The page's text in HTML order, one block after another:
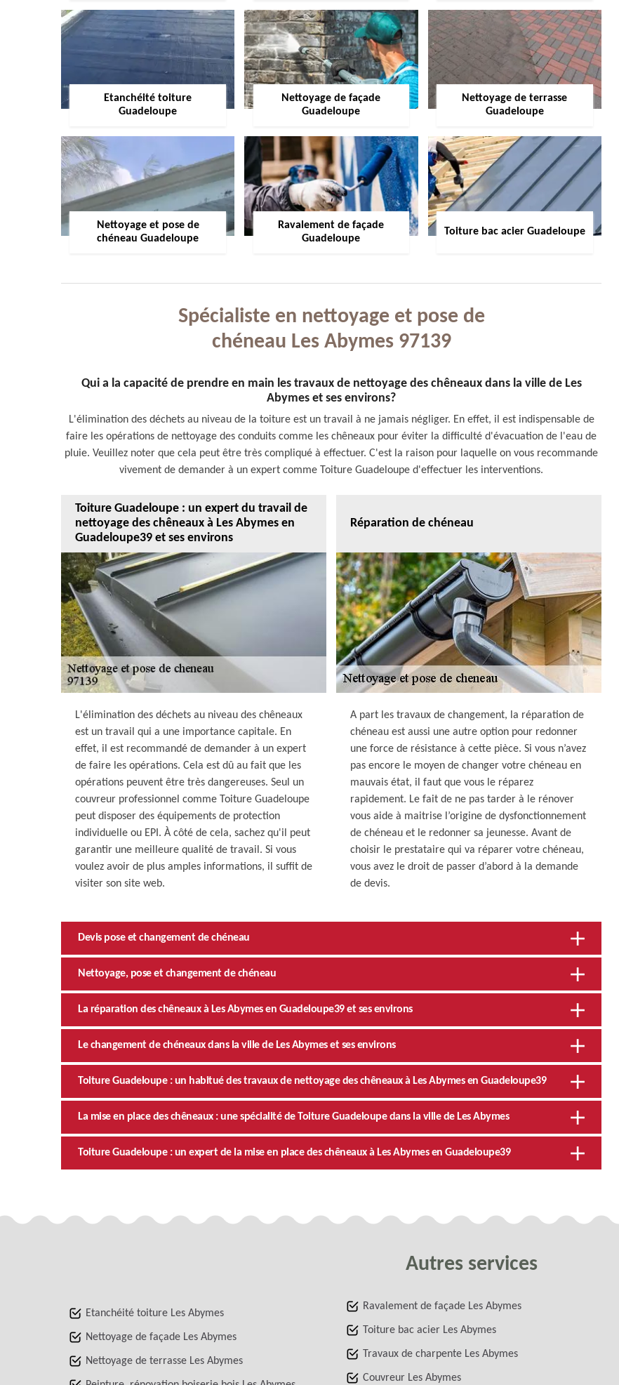
Etanchéité toiture
Guadeloupe
Nettoyage de façade
Guadeloupe
Nettoyage de terrasse
Guadeloupe
Nettoyage et pose de
chéneau Guadeloupe
Ravalement de façade
Guadeloupe
Toiture bac acier Guadeloupe
Spécialiste en nettoyage et pose de
chéneau Les Abymes 97139
Qui a la capacité de prendre en main les travaux de nettoyage des chêneaux dans la ville de Les
Abymes et ses environs?
L'élimination des déchets au niveau de la toiture est un travail à ne jamais négliger. En effet, il est indispensable de
faire les opérations de nettoyage des conduits comme les chêneaux pour éviter la difficulté d'évacuation de l'eau de
pluie. Veuillez noter que cela peut être très compliqué à effectuer. C'est la raison pour laquelle on vous recommande
vivement de demander à un expert comme Toiture Guadeloupe d'effectuer les interventions.
Toiture Guadeloupe : un expert du travail de
nettoyage des chêneaux à Les Abymes en
Guadeloupe39 et ses environs
L'élimination des déchets au niveau des chêneaux
est un travail qui a une importance capitale. En
effet, il est recommandé de demander à un expert
de faire les opérations. Cela est dû au fait que les
opérations peuvent être très dangereuses. Seul un
couvreur professionnel comme Toiture Guadeloupe
peut disposer des équipements de protection
individuelle ou EPI. À côté de cela, sachez qu'il peut
garantir une meilleure qualité de travail. Si vous
voulez avoir de plus amples informations, il suffit de
visiter son site web.
Réparation de chéneau
A part les travaux de changement, la réparation de
chéneau est aussi une autre option pour redonner
une force de résistance à cette pièce. Si vous n’avez
pas encore le moyen de changer votre chéneau en
mauvais état, il faut que vous le réparez
rapidement. Le fait de ne pas tarder à le rénover
vous aide à maitrise l’origine de dysfonctionnement
de chéneau et le redonner sa jeunesse. Avant de
choisir le prestataire qui va réparer votre chéneau,
vous avez le droit de passer d’abord à la demande
de devis.
Devis pose et changement de chéneau
Nettoyage, pose et changement de chéneau
La réparation des chêneaux à Les Abymes en Guadeloupe39 et ses environs
Le changement de chéneaux dans la ville de Les Abymes et ses environs
Toiture Guadeloupe : un habitué des travaux de nettoyage des chêneaux à Les Abymes en Guadeloupe39
La mise en place des chêneaux : une spécialité de Toiture Guadeloupe dans la ville de Les Abymes
Toiture Guadeloupe : un expert de la mise en place des chêneaux à Les Abymes en Guadeloupe39
Autres services
Etanchéité toiture Les Abymes
Nettoyage de façade Les Abymes
Nettoyage de terrasse Les Abymes
Ravalement de façade Les Abymes
Toiture bac acier Les Abymes
Travaux de charpente Les Abymes
Couvreur Les Abymes